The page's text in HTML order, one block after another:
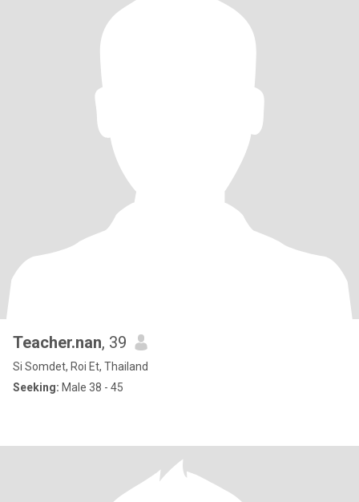
Teacher.nan, 39
Si Somdet, Roi Et, Thailand
Seeking: Male 38 - 45